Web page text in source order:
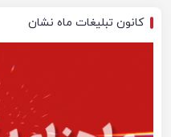
کانون تبلیغات ماه نشان